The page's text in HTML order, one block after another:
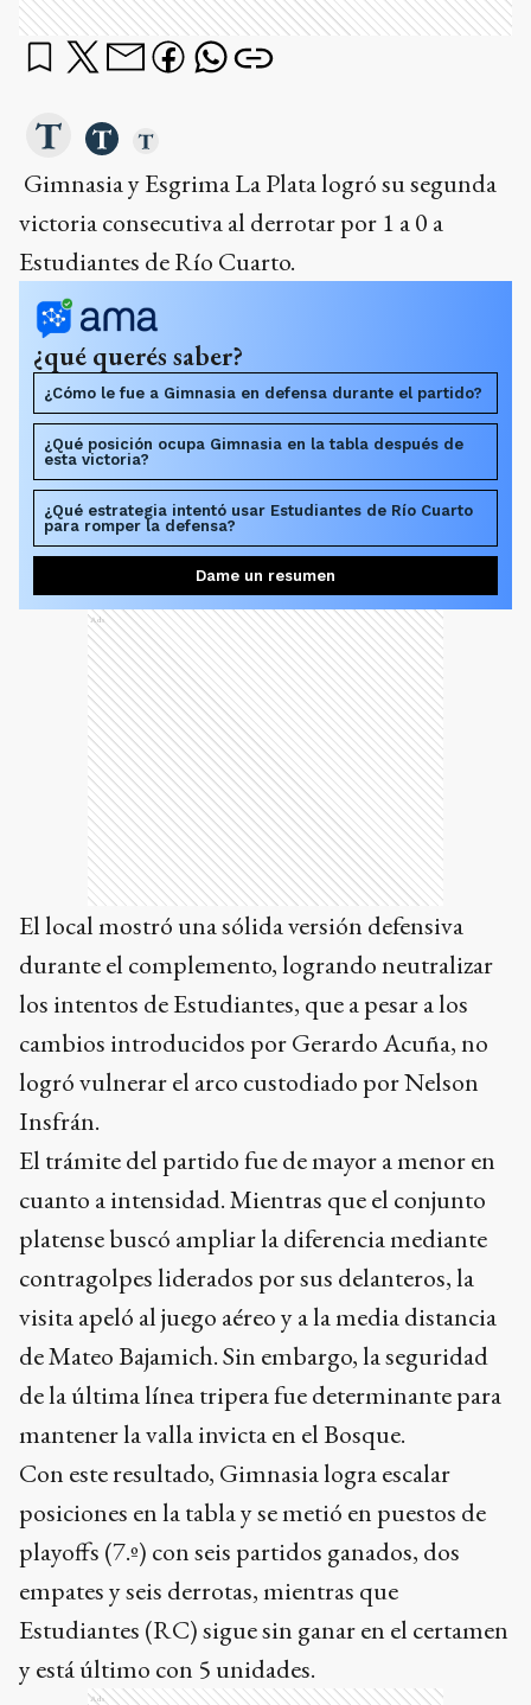
Gimnasia y Esgrima La Plata logró su segunda
victoria consecutiva al derrotar por 1 a 0 a
Estudiantes de Río Cuarto.
¿qué querés saber?
¿Cómo le fue a Gimnasia en defensa durante el partido?
¿Qué posición ocupa Gimnasia en la tabla después de
esta victoria?
¿Qué estrategia intentó usar Estudiantes de Río Cuarto
para romper la defensa?
Dame un resumen
Ads
El local mostró una sólida versión defensiva
durante el complemento, logrando neutralizar
los intentos de Estudiantes, que a pesar a los
cambios introducidos por Gerardo Acuña, no
logró vulnerar el arco custodiado por Nelson
Insfrán.
El trámite del partido fue de mayor a menor en
cuanto a intensidad. Mientras que el conjunto
platense buscó ampliar la diferencia mediante
contragolpes liderados por sus delanteros, la
visita apeló al juego aéreo y a la media distancia
de Mateo Bajamich. Sin embargo, la seguridad
de la última línea tripera fue determinante para
mantener la valla invicta en el Bosque.
Con este resultado, Gimnasia logra escalar
posiciones en la tabla y se metió en puestos de
playoffs (7.º) con seis partidos ganados, dos
empates y seis derrotas, mientras que
Estudiantes (RC) sigue sin ganar en el certamen
y está último con 5 unidades.
Ads